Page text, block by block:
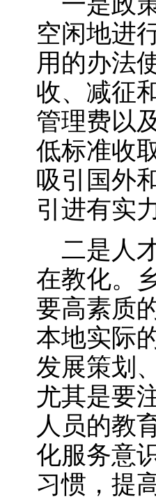
空闲地进
用的办法
收、减征
管理费以
低标准收
吸引国外
引进有实
二是人
在教化。
要高素质
本地实际
发展策划
尤其是要
人员的教
化服务意
习惯，提